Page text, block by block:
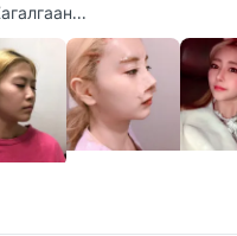
(гуя), Уруулын филлер Хагалгаан...